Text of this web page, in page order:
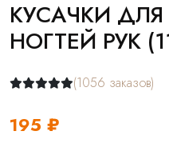
КУСАЧКИ
НОГТЕЙ РУК
(1056 заказов)
195 ₽